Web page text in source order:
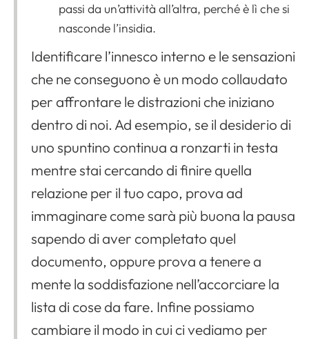
passi da un’attività all’altra, perché è lì che si
nasconde l’insidia.
Identificare l’innesco interno e le sensazioni
che ne conseguono è un modo collaudato
per affrontare le distrazioni che iniziano
dentro di noi. Ad esempio, se il desiderio di
uno spuntino continua a ronzarti in testa
mentre stai cercando di finire quella
relazione per il tuo capo, prova ad
immaginare come sarà più buona la pausa
sapendo di aver completato quel
documento, oppure prova a tenere a
mente la soddisfazione nell’accorciare la
lista di cose da fare. Infine possiamo
cambiare il modo in cui ci vediamo per